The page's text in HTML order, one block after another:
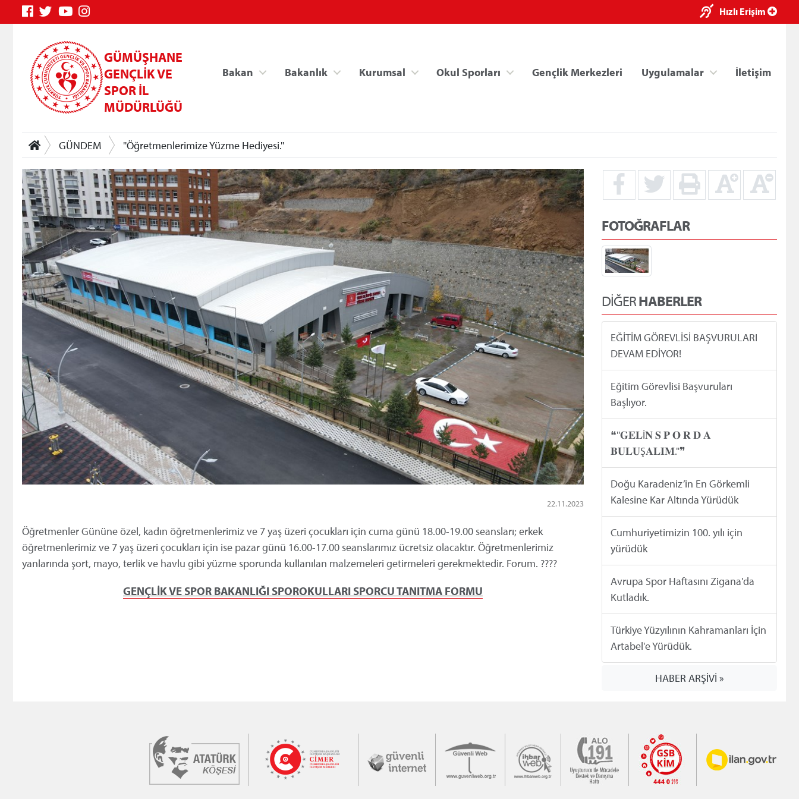
Hızlı Erişim
GÜMÜŞHANE
GENÇLİK VE
SPOR İL
MÜDÜRLÜĞÜ
Bakan Bakanlık Kurumsal Okul Sporları Gençlik Merkezleri Uygulamalar İletişim
GÜNDEM ''Öğretmenlerimize Yüzme Hediyesi.''
22.11.2023
Öğretmenler Gününe özel, kadın öğretmenlerimiz ve 7 yaş üzeri çocukları için cuma günü 18.00-19.00 seansları; erkek
öğretmenlerimiz ve 7 yaş üzeri çocukları için ise pazar günü 16.00-17.00 seanslarımız ücretsiz olacaktır. Öğretmenlerimiz
yanlarında şort, mayo, terlik ve havlu gibi yüzme sporunda kullanılan malzemeleri getirmeleri gerekmektedir. Forum. ????
GENÇLİK VE SPOR BAKANLIĞI SPOROKULLARI SPORCU TANITMA FORMU
FOTOĞRAFLAR
DİĞERHABERLER
EĞİTİM GÖREVLİSİ BAŞVURULARI
DEVAM EDİYOR!
Eğitim Görevlisi Başvuruları
Başlıyor.
❝''𝐆𝐄𝐋İ𝐍 𝐒 𝐏 𝐎 𝐑 𝐃 𝐀
𝐁𝐔𝐋𝐔Ş𝐀𝐋𝐈𝐌.''❞
Doğu Karadeniz’in En Görkemli
Kalesine Kar Altında Yürüdük
Cumhuriyetimizin 100. yılı için
yürüdük
Avrupa Spor Haftasını Zigana'da
Kutladık.
Türkiye Yüzyılının Kahramanları İçin
Artabel'e Yürüdük.
HABER ARŞİVİ »
×
Genç Bilgi Sistemi Spor Bilgi Sistemi Kredi/Yurt İşlemleri